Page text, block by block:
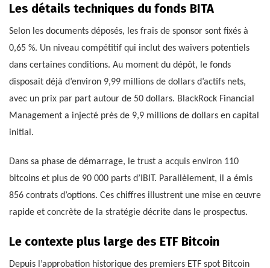
Les détails techniques du fonds BITA
Selon les documents déposés, les frais de sponsor sont fixés à
0,65 %. Un niveau compétitif qui inclut des waivers potentiels
dans certaines conditions. Au moment du dépôt, le fonds
disposait déjà d’environ 9,99 millions de dollars d’actifs nets,
avec un prix par part autour de 50 dollars. BlackRock Financial
Management a injecté près de 9,9 millions de dollars en capital
initial.
Dans sa phase de démarrage, le trust a acquis environ 110
bitcoins et plus de 90 000 parts d’IBIT. Parallèlement, il a émis
856 contrats d’options. Ces chiffres illustrent une mise en œuvre
rapide et concrète de la stratégie décrite dans le prospectus.
Le contexte plus large des ETF Bitcoin
Depuis l’approbation historique des premiers ETF spot Bitcoin